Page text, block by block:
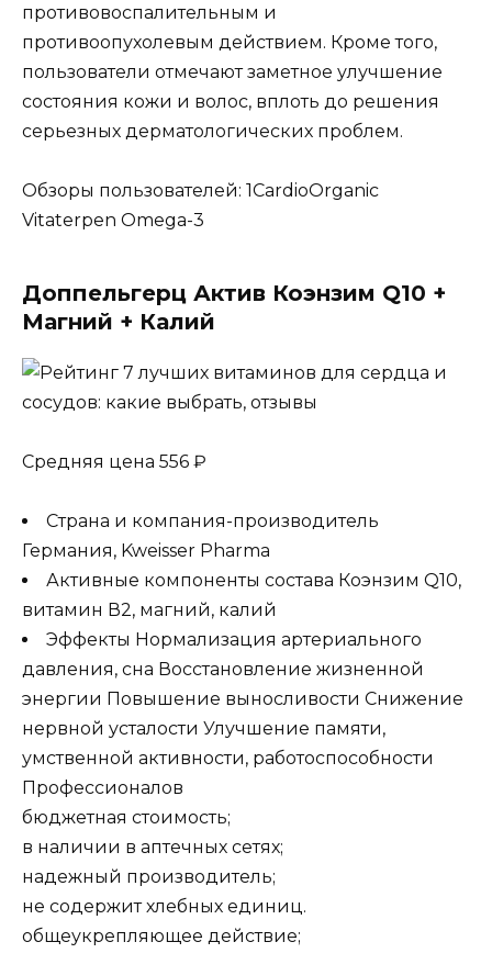
противовоспалительным и
противоопухолевым действием. Кроме того,
пользователи отмечают заметное улучшение
состояния кожи и волос, вплоть до решения
серьезных дерматологических проблем.
Обзоры пользователей: 1CardioOrganic
Vitaterpen Omega-3
Доппельгерц Актив Коэнзим Q10 +
Магний + Калий
Средняя цена 556 ₽
Страна и компания-производитель
Германия, Kweisser Pharma
Активные компоненты состава Коэнзим Q10,
витамин В2, магний, калий
Эффекты Нормализация артериального
давления, сна Восстановление жизненной
энергии Повышение выносливости Снижение
нервной усталости Улучшение памяти,
умственной активности, работоспособности
Профессионалов
бюджетная стоимость;
в наличии в аптечных сетях;
надежный производитель;
не содержит хлебных единиц.
общеукрепляющее действие;